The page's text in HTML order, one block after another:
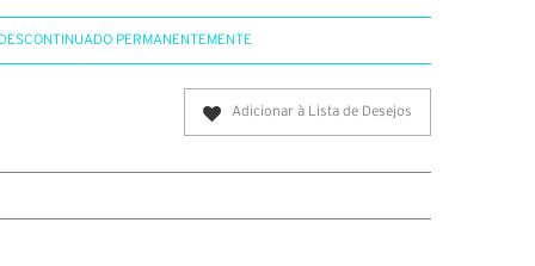
PERMANENTEMENTE
Adicionar à Lista de Desejos